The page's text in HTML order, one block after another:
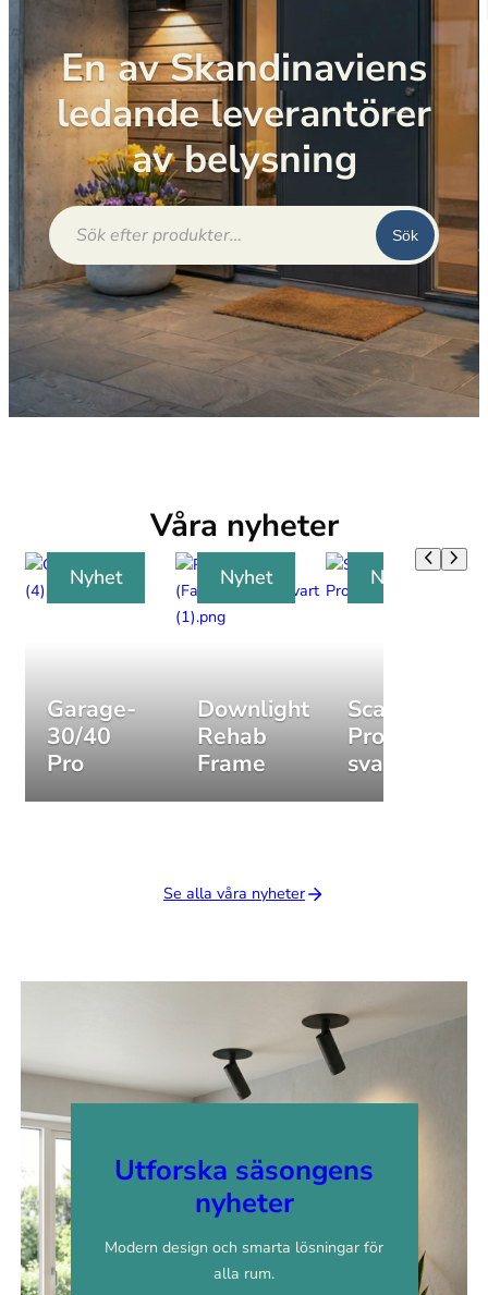
En av Skandinaviens
ledande leverantörer
av belysning
Produktsökning
Våra nyheter
Nyhet
Garage-
30/40
Pro
Nyhet
Downlight
Rehab
Frame
Nyhet
Scanled
Pro-27
svart
Se alla våra nyheter
Utforska säsongens
nyheter
Modern design och smarta lösningar för
alla rum.